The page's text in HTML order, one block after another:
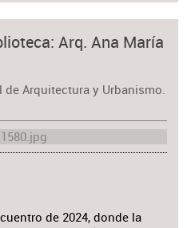
Arq. Ana María
Arquitectura y Urbanismo.
de 2024, donde la